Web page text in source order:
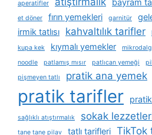
aperatifler
et döner
fırın yemekleri garnitür
irmik tatlısı
kahvaltılık tarifler
kupa kek
kıymalı yemekler
noodle
patlamış mısır patlıcan yemeği
pişmeyen tatlı
pratik ana yemek
pratik tarifler
sağlıklı atıştırmalık sokak
tane tane pilav tatlı tarifleri TikTok